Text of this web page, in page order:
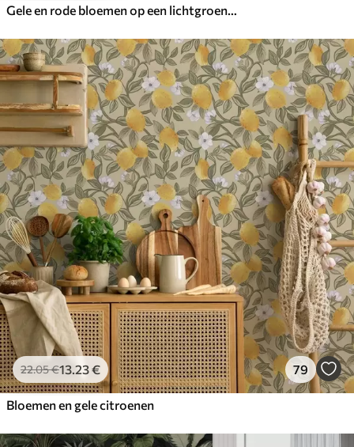
Gele en rode bloemen op een lichtgroene achtergrond
22.05€13.23€ 79
Bloemen en gele citroenen